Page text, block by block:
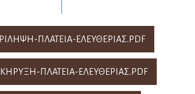
ΠΛΑΤΕΙΑ-ΕΛΕΥΘΕΡΙΑΣ.PDF
ΠΛΑΤΕΙΑ-ΕΛΕΥΘΕΡΙΑΣ.PDF